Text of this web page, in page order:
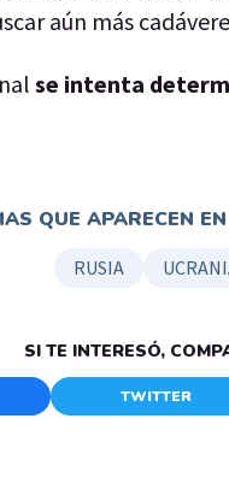
aún más
se intenta
QUE APARECEN
RUSIA
SI TE INTERESÓ,
TWITTER